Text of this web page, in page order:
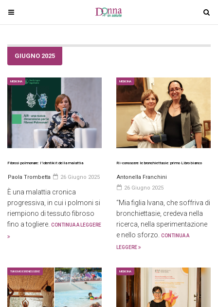
T
o
g
n
a
i
o
n
T
o
g
g
a
GIUGNO 2025
MEDICINA
Fibrosi polmonare: l’identikit della malattia
Paola Trombetta 26 Giugno 2025
È una malattia cronica
progressiva, in cui i polmoni si
riempiono di tessuto fibroso
fino a togliere. CONTINUA A LEGGERE
MEDICINA
Ri-conoscere le bronchiettasie: primo Libro bianco
Antonella Franchini
26 Giugno 2025
“Mia figlia Ivana, che soffriva di
bronchiettasie, credeva nella
ricerca, nella sperimentazione
e nello sforzo. CONTINUA A
LEGGERE
TURISMO E BENESSERE MEDICINA